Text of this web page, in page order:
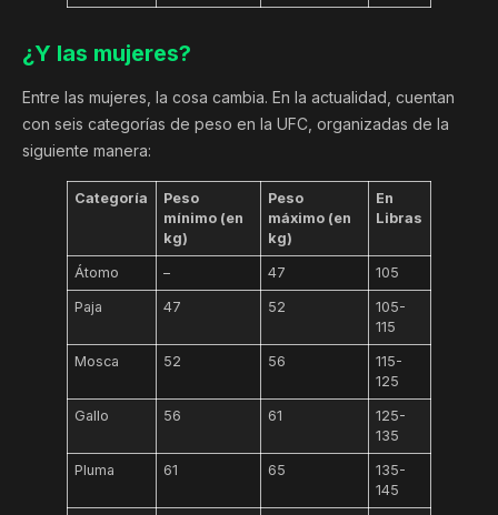
¿Y las mujeres?
Entre las mujeres, la cosa cambia. En la actualidad, cuentan
con seis categorías de peso en la UFC, organizadas de la
siguiente manera:
Categoría
Peso
mínimo (en
kg)
Peso
máximo (en
kg)
En
Libras
Átomo – 47 105
Paja 47 52
105-
115
Mosca 52 56
115-
125
Gallo 56 61
125-
135
Pluma 61 65
135-
145